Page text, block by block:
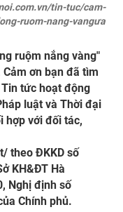
tin-tuc/cam-
ruom-nang-vangưa
ruộm nắng vàng"
Cảm ơn bạn đã tìm
tức hoạt động
luật và Thời đại
hợp với đối tác,
theo ĐKKD số
KH&ĐT Hà
Nghị định số
Chính phủ.